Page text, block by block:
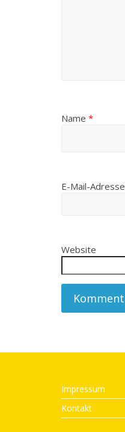
Name *
E-Mail-Adresse
Website
Impressum
Kontakt